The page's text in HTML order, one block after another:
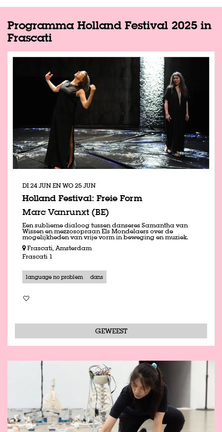
Programma Holland Festival 2025 in
Frascati
Holland Festival: Freie Form
Marc Vanrunxt (BE)
DI 24 JUNENWO 25 JUN
Een sublieme dialoog tussen danseres ­Samantha van
Wissen en mezzosopraan Els Mondelaers over de
mogelijkheden van vrije vorm in beweging en muziek.
Frascati, Amsterdam
Frascati 1
language no problem dans
GEWEEST